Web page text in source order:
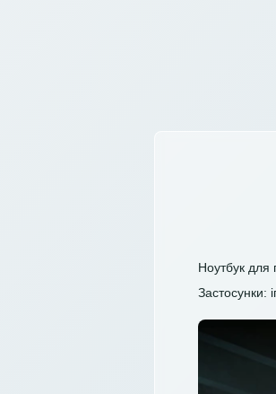
Ноутбук для
Застосунки: